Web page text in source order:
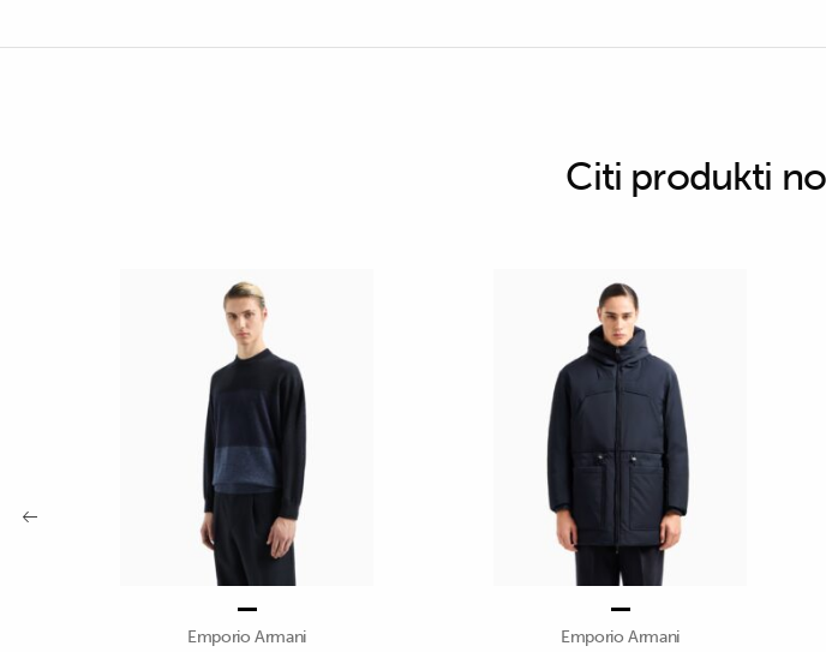
Citi produkti
Emporio Armani Emporio Armani